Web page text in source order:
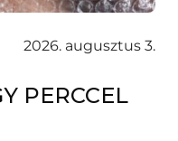
2026. augusztus 3.
PERCCEL